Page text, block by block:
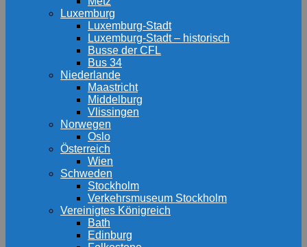
Luxemburg
Luxemburg-Stadt
Luxemburg-Stadt – historisch
Busse der CFL
Bus 34
Niederlande
Maastricht
Middelburg
Vlissingen
Norwegen
Oslo
Österreich
Wien
Schweden
Stockholm
Verkehrsmuseum Stockholm
Vereinigtes Königreich
Bath
Edinburg